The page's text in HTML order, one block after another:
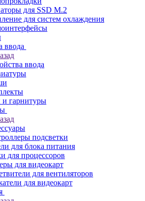
для SSD M.2
для систем охлаждения
ввода
ввода
гарнитуры
подсветки
для блока питания
для процессоров
для видеокарт
для вентиляторов
для видеокарт